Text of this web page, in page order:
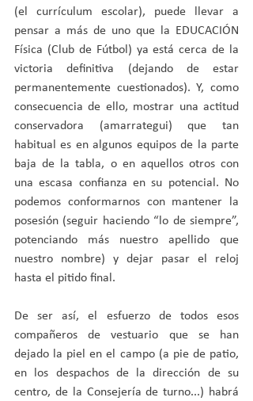
(el currículum escolar), puede llevar a
pensar a más de uno que la EDUCACIÓN
Física (Club de Fútbol) ya está cerca de la
victoria definitiva (dejando de estar
permanentemente cuestionados). Y, como
consecuencia de ello, mostrar una actitud
conservadora (amarrategui) que tan
habitual es en algunos equipos de la parte
baja de la tabla, o en aquellos otros con
una escasa confianza en su potencial. No
podemos conformarnos con mantener la
posesión (seguir haciendo “lo de siempre”,
potenciando más nuestro apellido que
nuestro nombre) y dejar pasar el reloj
hasta el pitido final.
De ser así, el esfuerzo de todos esos
compañeros de vestuario que se han
dejado la piel en el campo (a pie de patio,
en los despachos de la dirección de su
centro, de la Consejería de turno...) habrá